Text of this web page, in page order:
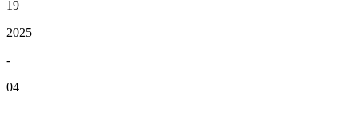
19
2025
-
04